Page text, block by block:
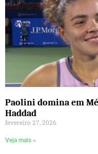
Paolini domina em
Haddad
fevereiro 27, 2026
Veja mais »